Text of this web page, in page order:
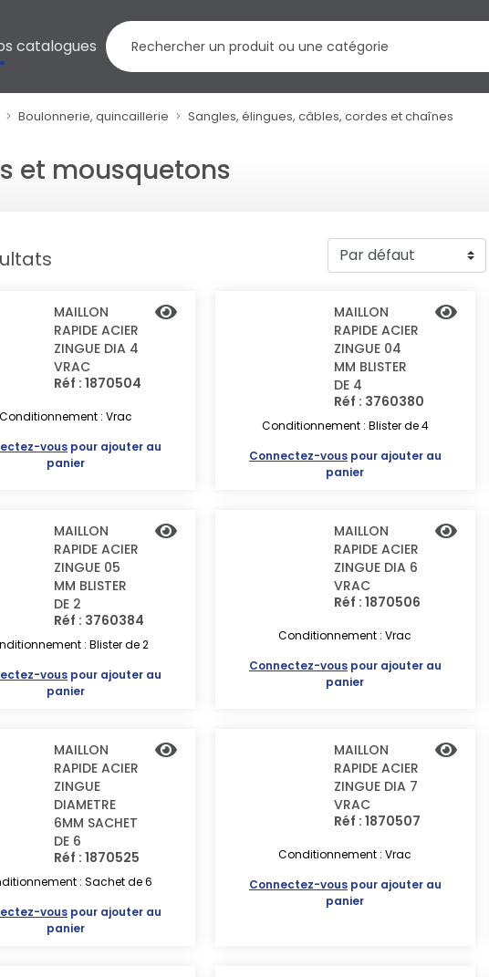
catalogues
Boulonnerie, quincaillerie Sangles, élingues, câbles, cordes et chaînes
et mousquetons
MAILLON
RAPIDE ACIER
ZINGUE DIA 4
VRAC
Réf : 1870504
: Vrac
vous pour ajouter au
panier
MAILLON
RAPIDE ACIER
ZINGUE 04
MM BLISTER
DE 4
Réf : 3760380
Conditionnement : Blister de 4
Connectez-vouspour ajouter au
panier
MAILLON
RAPIDE ACIER
ZINGUE 05
MM BLISTER
DE 2
Réf : 3760384
: Blister de 2
vous pour ajouter au
panier
MAILLON
RAPIDE ACIER
ZINGUE DIA 6
VRAC
Réf : 1870506
Conditionnement : Vrac
Connectez-vouspour ajouter au
panier
MAILLON
RAPIDE ACIER
ZINGUE
DIAMETRE
6MM SACHET
DE 6
Réf : 1870525
: Sachet de 6
vous pour ajouter au
panier
MAILLON
RAPIDE ACIER
ZINGUE DIA 7
VRAC
Réf : 1870507
Conditionnement : Vrac
Connectez-vouspour ajouter au
panier